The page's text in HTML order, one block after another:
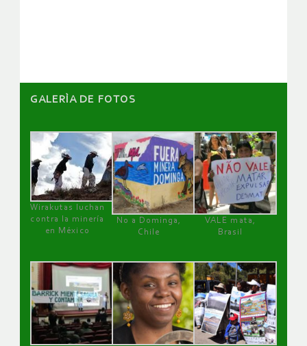
GALERÌA DE FOTOS
Wirakutas luchan
contra la minería
en México
No a Dominga,
Chile
VALE mata,
Brasil